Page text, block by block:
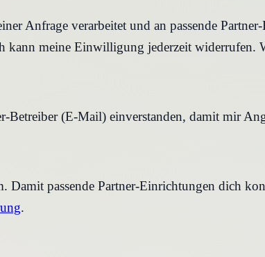
Anfrage verarbeitet und an passende
kann meine Einwilligung jederzeit widerrufen.
Betreiber (E-Mail) einverstanden, damit mir
passende Partner-Einrichtungen dich
.